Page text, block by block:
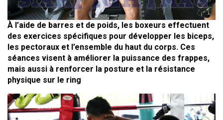
À l’aide de barres et de poids, les boxeurs effectuent
des exercices spécifiques pour développer les biceps,
les pectoraux et l’ensemble du haut du corps. Ces
séances visent à améliorer la puissance des frappes,
mais aussi à renforcer la posture et la résistance
physique sur le ring